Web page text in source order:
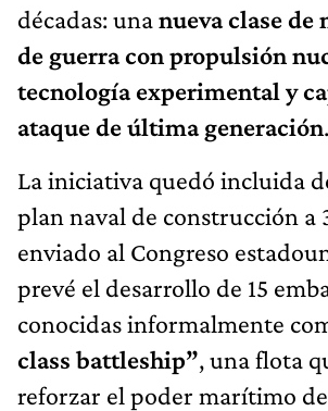
décadas: unanueva clase de
de guerra con propulsión
tecnología experimental y
ataque de última generación.
La iniciativa quedó incluida
plan naval de construcción a
enviado al Congreso
prevé el desarrollo de 15
conocidas informalmente
class battleship”, una flota
reforzar el poder marítimo